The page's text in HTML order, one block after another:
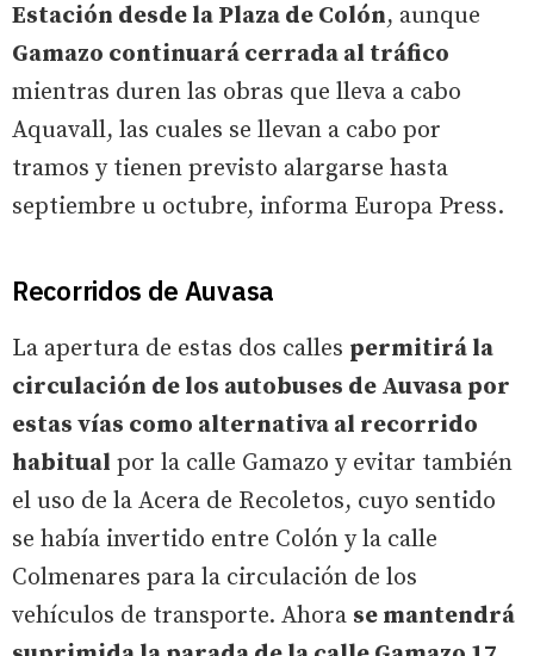
Estación desde la Plaza de Colón, aunque
Gamazo continuará cerrada al tráfico
mientras duren las obras que lleva a cabo
Aquavall, las cuales se llevan a cabo por
tramos y tienen previsto alargarse hasta
septiembre u octubre, informa Europa Press.
Recorridos de Auvasa
La apertura de estas dos calles permitirá la
circulación de los autobuses de Auvasa por
estas vías como alternativa al recorrido
habitual por la calle Gamazo y evitar también
el uso de la Acera de Recoletos, cuyo sentido
se había invertido entre Colón y la calle
Colmenares para la circulación de los
vehículos de transporte. Ahora se mantendrá